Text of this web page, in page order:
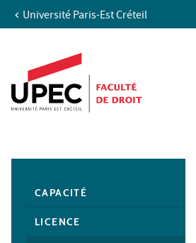
Aller au contenu
Accès directs
Recherche
Navigation secondaire
Université Paris-Est Créteil
CAPACITÉ
LICENCE